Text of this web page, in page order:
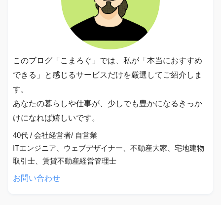
このブログ「こまろぐ」では、私が「本当におすすめ
できる」と感じるサービスだけを厳選してご紹介しま
す。
あなたの暮らしや仕事が、少しでも豊かになるきっか
けになれば嬉しいです。
40代 / 会社経営者/ 自営業
ITエンジニア、ウェブデザイナー、不動産大家、宅地建物
取引士、賃貸不動産経営管理士
お問い合わせ